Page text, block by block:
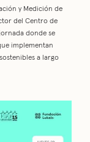
y Medición de
del Centro de
donde se
implementan
a largo